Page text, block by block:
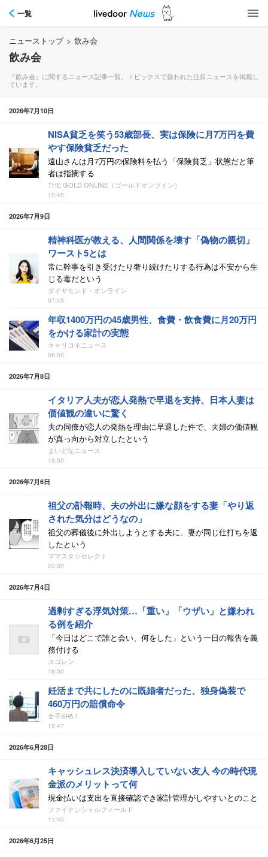
一覧
ニューストップ > 飲み会
飲み会
『飲み会』に関するニュース記事一覧。トピックスで扱われた注目ニュースを掲載し
ています。
2026年7月10日
NISA貧乏を笑う53歳部長、実は保険に月7万円を費
やす保険貧乏だった
遠山さんは月7万円の保険料を払う「保険貧乏」状態だと筆
者は指摘する
THE GOLD ONLINE（ゴールドオンライン）
10:45
2026年7月9日
精神科医が教える、人間関係を壊す「偽物の親切」
ワースト5とは
常に幹事を引き受けたり奢り続けたりする行為は不安から生
じる毒だという
ダイヤモンド・オンライン
07:45
年収1400万円の45歳男性、食費・飲食費に月20万円
をかける家計の実態
キャリコネニュース
06:00
2026年7月8日
イタリア人夫が恋人発熱で早退を支持、日本人妻は
価値観の違いに驚く
夫の同僚が恋人の発熱を理由に早退した件で、夫婦の価値観
が真っ向から対立したという
まいどなニュース
19:00
2026年7月6日
祖父の訃報時、夫の外出に嫌な顔をする妻「やり返
された気分はどうなの」
祖父の葬儀後に外出しようとする夫に、妻が同じ仕打ちを返
したという
ママスタ☆セレクト
22:00
2026年7月4日
過剰すぎる浮気対策…「重い」「ウザい」と嫌われ
る例を紹介
「今日はどこで誰と会い、何をした」という一日の報告を義
務付ける
スゴレン
18:00
妊活まで共にしたのに既婚者だった、独身偽装で
460万円の賠償命令
女子SPA！
15:47
2026年6月28日
キャッシュレス決済導入していない友人 今の時代現
金派のメリットって何
現金払いは支出を直接確認でき家計管理がしやすいとのこと
ファイナンシャルフィールド
11:40
2026年6月25日